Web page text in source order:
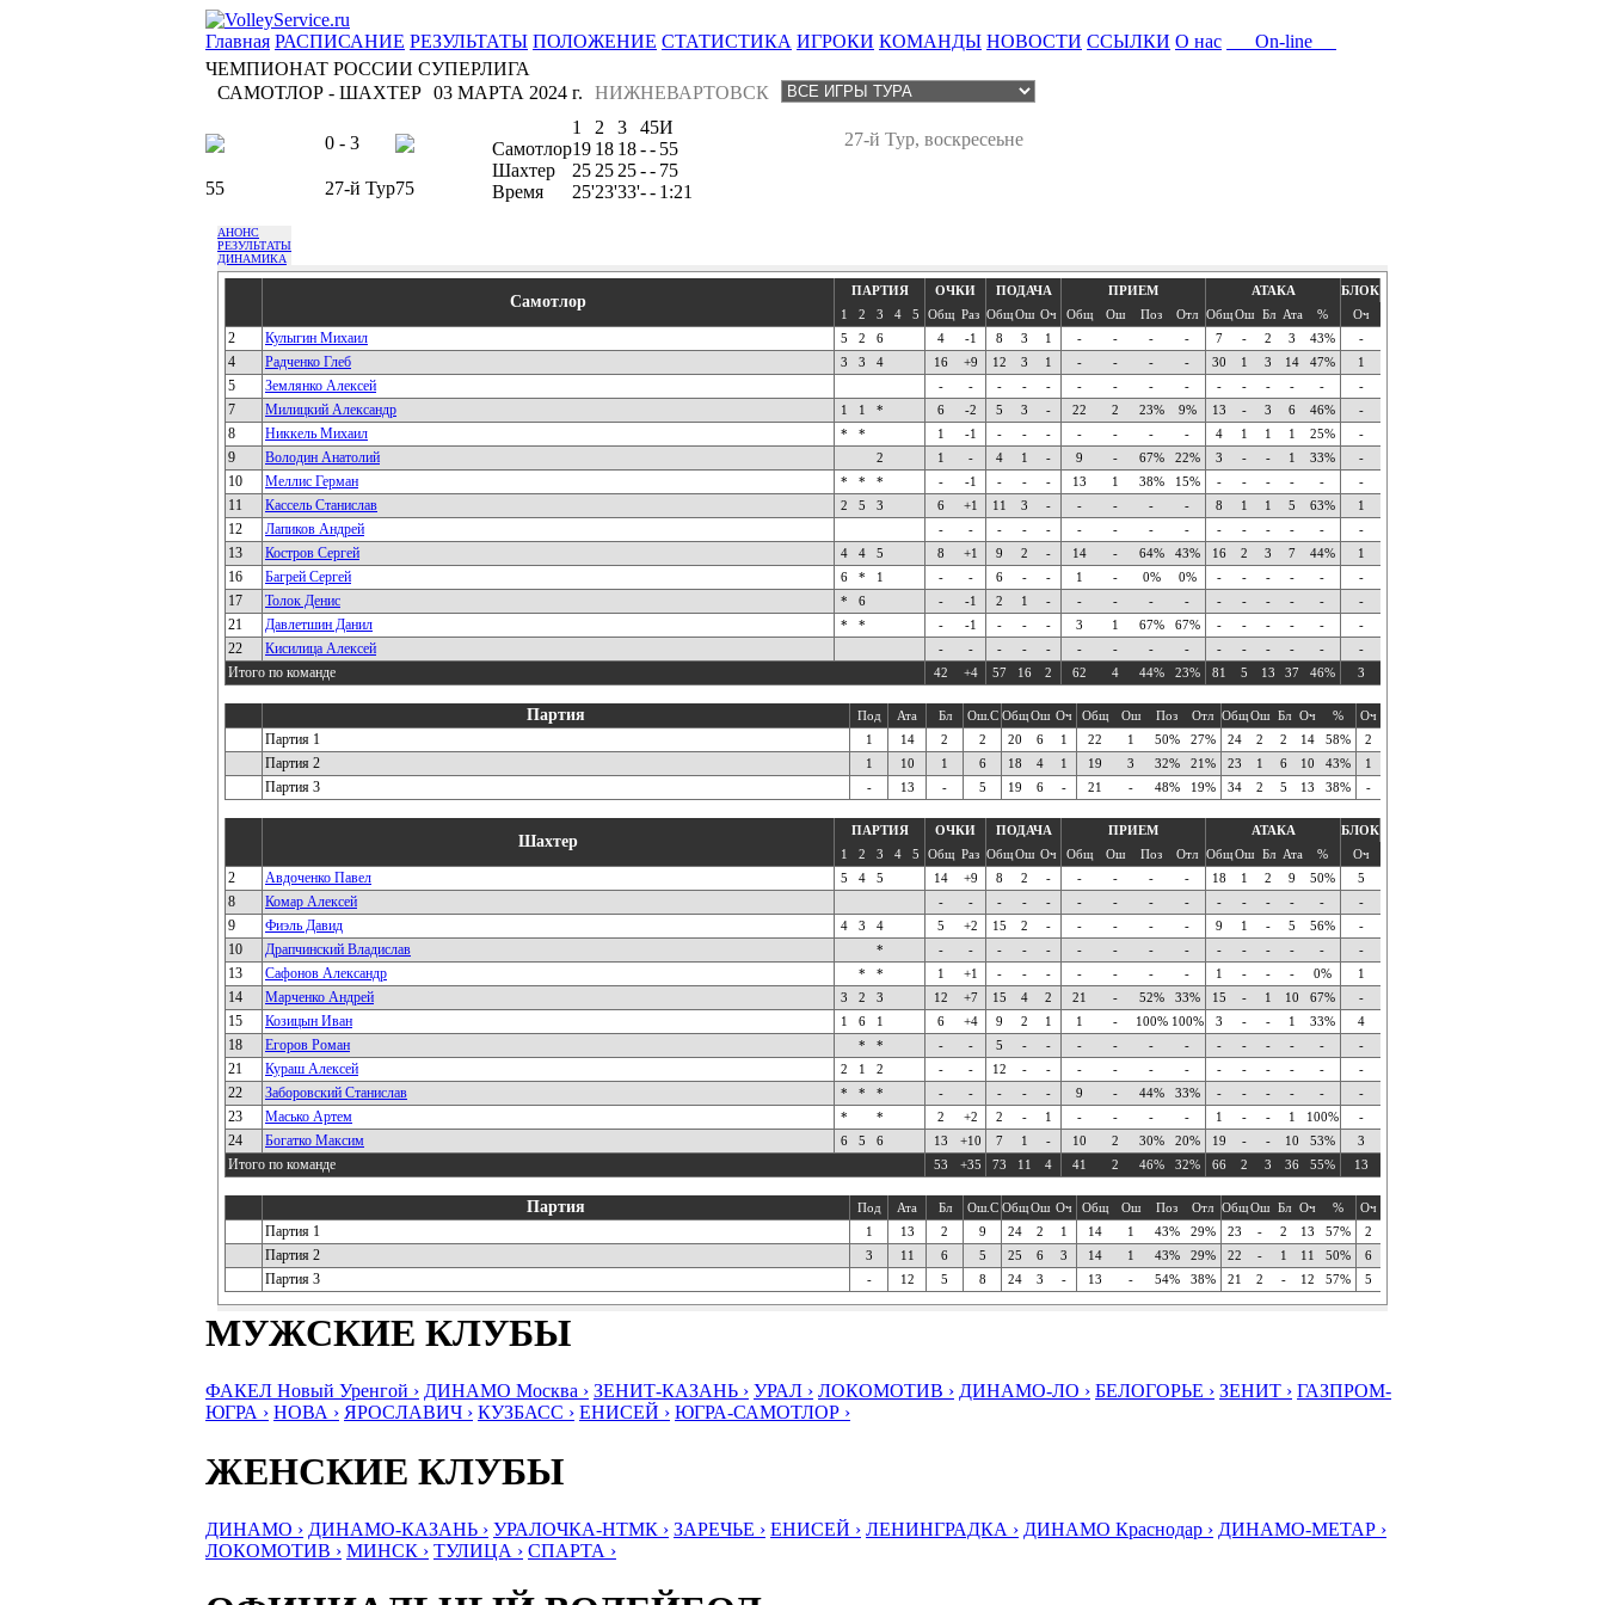
Главная РАСПИСАНИЕ РЕЗУЛЬТАТЫ ПОЛОЖЕНИЕ СТАТИСТИКА ИГРОКИ КОМАНДЫ НОВОСТИ ССЫЛКИ О нас
On-line
ЧЕМПИОНАТ РОССИИ СУПЕРЛИГА
САМОТЛОР - ШАХТЕР
НИЖНЕВАРТОВСК
03 МАРТА 2024 г.
0 - 3
55 27-й Тур75
27-й Тур, воскресеьне
1 2 3 45И
Самотлор19 18 18-- 55
Шахтер
25 25 25-- 75
Время
25'23'33'-- 1:21
АНОНС
РЕЗУЛЬТАТЫ
ДИНАМИКА
Самотлор
ПАРТИЯ ОЧКИ ПОДАЧА ПРИЕМ АТАКА
БЛОК
1
2 3 4 5 Общ Раз ОбщОш Оч Общ Ош Поз Отл ОбщОш Бл Ата % Оч
2 Кулыгин Михаил 5 2 6 4 -1 8 3 1 - - - - 7 - 2 3 43% -
4 Радченко Глеб 3 3 4 16 +9 12 3 1 - - - - 30 1 3 14 47% 1
5 Землянко Алексей - - - - - - - - - - - - - - -
7 Милицкий Александр 1 1 * 6 -2 5 3 - 22 2 23% 9% 13 - 3 6 46% -
8 Никкель Михаил * * 1 -1 - - - - - - - 4 1 1 1 25% -
9 Володин Анатолий 2 1 - 4 1 - 9 - 67% 22% 3 - - 1 33% -
10 Меллис Герман * * * - -1 - - - 13 1 38% 15% - - - - - -
11 Кассель Станислав 2 5 3 6 +1 11 3 - - - - - 8 1 1 5 63% 1
12 Лапиков Андрей - - - - - - - - - - - - - - -
13 Костров Сергей 4 4 5 8 +1 9 2 - 14 - 64% 43% 16 2 3 7 44% 1
16 Багрей Сергей 6 * 1 - - 6 - - 1 - 0% 0% - - - - - -
17 Толок Денис * 6 - -1 2 1 - - - - - - - - - - -
21 Давлетшин Данил * * - -1 - - - 3 1 67% 67% - - - - - -
22 Кисилица Алексей - - - - - - - - - - - - - - -
Итого по команде 42 +4 57 16 2 62 4 44% 23% 81 5 13 37 46% 3
Партия Под Ата Бл Ош.С ОбщОш Оч Общ Ош Поз Отл ОбщОш Бл Оч % Оч
Партия 1 1 14 2 2 20 6 1 22 1 50% 27% 24 2 2 14 58% 2
Партия 2 1 10 1 6 18 4 1 19 3 32% 21% 23 1 6 10 43% 1
Партия 3 - 13 - 5 19 6 - 21 - 48% 19% 34 2 5 13 38% -
Шахтер
ПАРТИЯ ОЧКИ ПОДАЧА ПРИЕМ АТАКА
БЛОК
1
2 3 4 5 Общ Раз ОбщОш Оч Общ Ош Поз Отл ОбщОш Бл Ата % Оч
2 Авдоченко Павел 5 4 5 14 +9 8 2 - - - - - 18 1 2 9 50% 5
8 Комар Алексей - - - - - - - - - - - - - - -
9 Фиэль Давид 4 3 4 5 +2 15 2 - - - - - 9 1 - 5 56% -
10 Драпчинский Владислав * - - - - - - - - - - - - - - -
13 Сафонов Александр * * 1 +1 - - - - - - - 1 - - - 0% 1
14 Марченко Андрей 3 2 3 12 +7 15 4 2 21 - 52% 33% 15 - 1 10 67% -
15 Козицын Иван 1 6 1 6 +4 9 2 1 1 - 100% 100% 3 - - 1 33% 4
18 Егоров Роман * * - - 5 - - - - - - - - - - - -
21 Кураш Алексей 2 1 2 - - 12 - - - - - - - - - - - -
22 Заборовский Станислав * * * - - - - - 9 - 44% 33% - - - - - -
23 Масько Артем * * 2 +2 2 - 1 - - - - 1 - - 1 100% -
24 Богатко Максим 6 5 6 13 +10 7 1 - 10 2 30% 20% 19 - - 10 53% 3
Итого по команде 53 +35 73 11 4 41 2 46% 32% 66 2 3 36 55% 13
Партия Под Ата Бл Ош.С ОбщОш Оч Общ Ош Поз Отл ОбщОш Бл Оч % Оч
Партия 1 1 13 2 9 24 2 1 14 1 43% 29% 23 - 2 13 57% 2
Партия 2 3 11 6 5 25 6 3 14 1 43% 29% 22 - 1 11 50% 6
Партия 3 - 12 5 8 24 3 - 13 - 54% 38% 21 2 - 12 57% 5
МУЖСКИЕ КЛУБЫ
ФАКЕЛ Новый Уренгой › ДИНАМО Москва › ЗЕНИТ-КАЗАНЬ › УРАЛ › ЛОКОМОТИВ › ДИНАМО-ЛО › БЕЛОГОРЬЕ › ЗЕНИТ › ГАЗПРОМ-
ЮГРА › НОВА › ЯРОСЛАВИЧ › КУЗБАСС › ЕНИСЕЙ › ЮГРА-САМОТЛОР ›
ЖЕНСКИЕ КЛУБЫ
ДИНАМО › ДИНАМО-КАЗАНЬ › УРАЛОЧКА-НТМК › ЗАРЕЧЬЕ › ЕНИСЕЙ › ЛЕНИНГРАДКА › ДИНАМО Краснодар › ДИНАМО-МЕТАР ›
ЛОКОМОТИВ › МИНСК › ТУЛИЦА › СПАРТА ›